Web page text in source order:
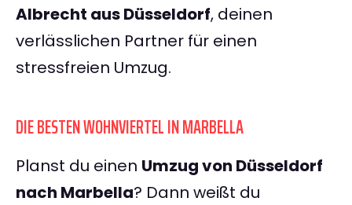
Albrecht aus Düsseldorf, deinen
verlässlichen Partner für einen
stressfreien Umzug.
DIE BESTEN WOHNVIERTEL IN MARBELLA
Planst du einen Umzug von Düsseldorf
nach Marbella? Dann weißt du